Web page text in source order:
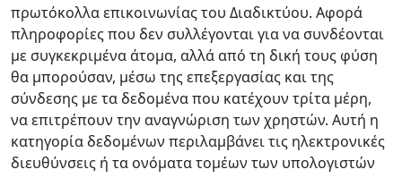
πρωτόκολλα επικοινωνίας του Διαδικτύου. Αφορά
πληροφορίες που δεν συλλέγονται για να συνδέονται
με συγκεκριμένα άτομα, αλλά από τη δική τους φύση
θα μπορούσαν, μέσω της επεξεργασίας και της
σύνδεσης με τα δεδομένα που κατέχουν τρίτα μέρη,
να επιτρέπουν την αναγνώριση των χρηστών. Αυτή η
κατηγορία δεδομένων περιλαμβάνει τις ηλεκτρονικές
διευθύνσεις ή τα ονόματα τομέων των υπολογιστών